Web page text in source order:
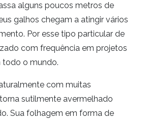
alguns poucos metros de
galhos chegam a atingir vários
Por esse tipo particular de
com frequência em projetos
todo o mundo.
com muitas
sutilmente avermelhado
Sua folhagem em forma de